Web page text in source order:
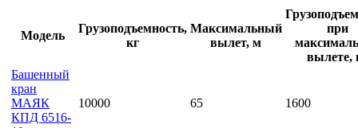
Модель
Грузоподъемность,
кг
Максимальный
вылет, м
при
вылете,
Башенный
кран
МАЯК
КПД 6516-
10000 65 1600